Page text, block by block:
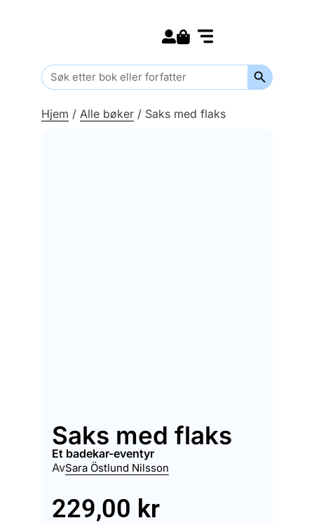
Search
for:
Search
Hjem / Alle bøker / Saks med flaks
Saks med flaks
et badekar-eventyr
AvSara Östlund Nilsson
229,00 kr